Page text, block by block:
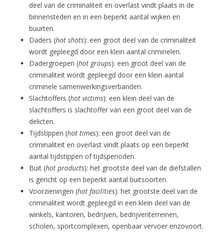
deel van de criminaliteit en overlast vindt plaats in de
binnensteden en in een beperkt aantal wijken en
buurten.
Daders (hot shots): een groot deel van de criminaliteit
wordt gepleegd door een klein aantal criminelen.
Dadergroepen (hot groups): een groot deel van de
criminaliteit wordt gepleegd door een klein aantal
criminele samenwerkingsverbanden.
Slachtoffers (hot victims): een klein deel van de
slachtoffers is slachtoffer van een groot deel van de
delicten.
Tijdstippen (hot times): een groot deel van de
criminaliteit en overlast vindt plaats op een beperkt
aantal tijdstippen of tijdsperioden.
Buit (hot products): het grootste deel van de diefstallen
is gericht op een beperkt aantal buitsoorten.
Voorzieningen (hot facilities): het grootste deel van de
criminaliteit wordt gepleegd in een klein deel van de
winkels, kantoren, bedrijven, bedrijventerreinen,
scholen, sportcomplexen, openbaar vervoer enzovoort.